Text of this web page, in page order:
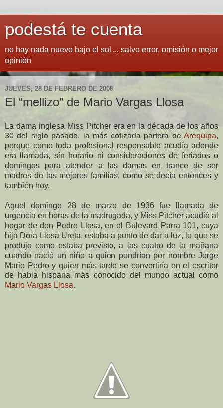
podestá te cuenta
no hay nada nuevo bajo el sol ... salvo error, omisión o mejor
opinión
JUEVES, 28 DE FEBRERO DE 2008
El “mellizo” de Mario Vargas Llosa
La dama inglesa Miss Pitcher era en la década de los años
30 del siglo pasado, la más cotizada partera de Arequipa,
porque como toda profesional responsable acudía adonde
era llamada, sin horario ni consideraciones de feriados o
domingos para atender a las damas en trance de ser
madres de las mejores familias, como se decía entonces y
también hoy.
Aquel domingo 28 de marzo de 1936 fue llamada de
urgencia en horas de la madrugada, y Miss Pitcher acudió al
hogar de don Pedro Llosa, en el Bulevard Parra 101, cuya
hija Dora Llosa Ureta, estaba a punto de dar a luz, lo que se
produjo como estaba previsto, a las cuatro de la mañana
cuando nació un niño a quien pondrían por nombre Jorge
Mario Pedro y quien más tarde se convertiría en el escritor
de habla hispana más conocido del mundo actual como
Mario Vargas Llosa.